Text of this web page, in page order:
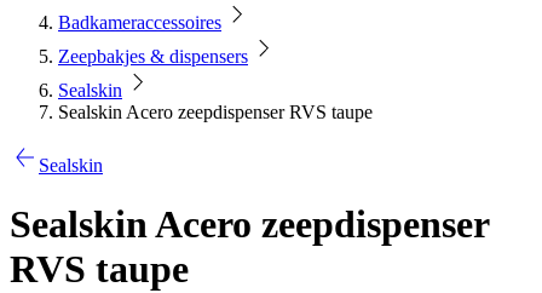
Badkameraccessoires
Zeepbakjes & dispensers
Sealskin
Sealskin Acero zeepdispenser RVS taupe
Sealskin
Sealskin Acero zeepdispenser
RVS taupe